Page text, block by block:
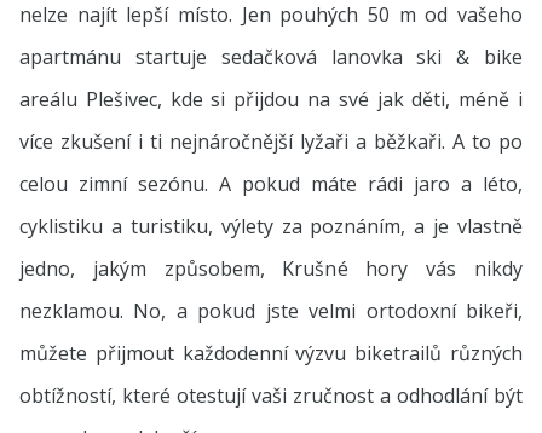
nelze najít lepší místo. Jen pouhých 50 m od vašeho
apartmánu startuje sedačková lanovka ski & bike
areálu Plešivec, kde si přijdou na své jak děti, méně i
více zkušení i ti nejnáročnější lyžaři a běžkaři. A to po
celou zimní sezónu. A pokud máte rádi jaro a léto,
cyklistiku a turistiku, výlety za poznáním, a je vlastně
jedno, jakým způsobem, Krušné hory vás nikdy
nezklamou. No, a pokud jste velmi ortodoxní bikeři,
můžete přijmout každodenní výzvu biketrailů různých
obtížností, které otestují vaši zručnost a odhodlání být